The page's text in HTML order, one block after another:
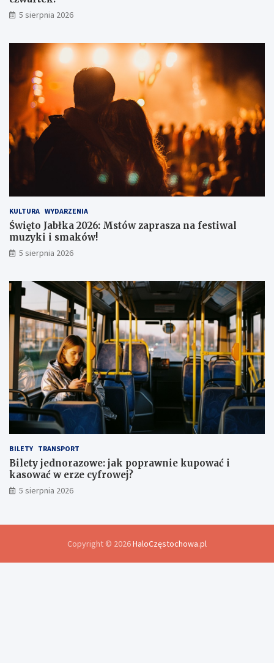
e
ż
i
z
u
5 sierpnia 2026
KULTURA WYDARZENIA
Święto Jabłka 2026: Mstów zaprasza na festiwal
muzyki i smaków!
5 sierpnia 2026
BILETY TRANSPORT
Bilety jednorazowe: jak poprawnie kupować i
kasować w erze cyfrowej?
5 sierpnia 2026
Copyright © 2026HaloCzęstochowa.pl